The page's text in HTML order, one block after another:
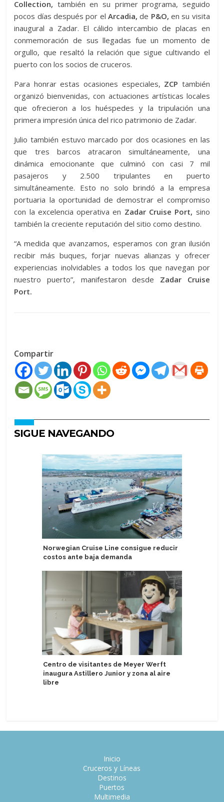
Collection, también en su primer programa, seguido
pocos días después por el Arcadia, de P&O, en su visita
inaugural a Zadar. El cálido intercambio de placas en
conmemoración de sus llegadas fue un momento de
orgullo, que resaltó la relación que sigue cultivando el
puerto con los socios de cruceros.
Para honrar estas ocasiones especiales, ZCP también
organizó bienvenidas, con actuaciones artísticas locales
que ofrecieron a los huéspedes y la tripulación una
primera impresión única del rico patrimonio de Zadar.
Julio también estuvo marcado por dos ocasiones en las
que tres barcos atracaron simultáneamente, una
dinámica emocionante que culminó con casi 7 mil
pasajeros y 2.500 tripulantes en puerto
simultáneamente. Esto no solo brindó a la empresa
portuaria la oportunidad de demostrar el compromiso
con la excelencia operativa en Zadar Cruise Port, sino
también la creciente reputación del sitio como destino.
“A medida que avanzamos, esperamos con gran ilusión
recibir más buques, forjar nuevas alianzas y ofrecer
experiencias inolvidables a todos los que navegan por
nuestro puerto”, manifestaron desde Zadar Cruise
Port.
Compartir
SIGUE NAVEGANDO
Norwegian Cruise Line consigue reducir
costos ante baja demanda
Centro de visitantes de Meyer Werft
inaugura Astillero Junior y zona al aire
libre
Inicio
Cruceros y Líneas
Destinos
Puertos
Multimedia